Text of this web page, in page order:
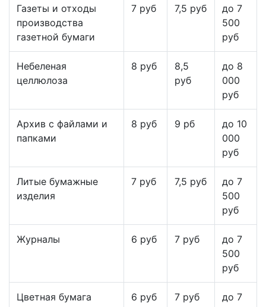
Газеты и отходы
производства
газетной бумаги
7 руб 7,5 руб
до 7
500
руб
Небеленая
целлюлоза
8 руб
8,5
руб
до 8
000
руб
Архив с файлами и
папками
8 руб 9 рб
до 10
000
руб
Литые бумажные
изделия
7 руб 7,5 руб
до 7
500
руб
Журналы 6 руб 7 руб
до 7
500
руб
Цветная бумага 6 руб 7 руб
до 7